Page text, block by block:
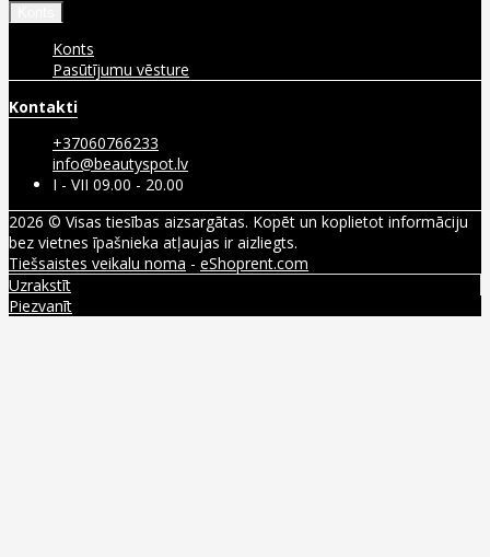
Konts
Pasūtījumu vēsture
Kontakti
+37060766233
info@beautyspot.lv
I - VII 09.00 - 20.00
2026 © Visas tiesības aizsargātas. Kopēt un koplietot informāciju
bez vietnes īpašnieka atļaujas ir aizliegts.
Tiešsaistes veikalu noma - eShoprent.com
Uzrakstīt
Piezvanīt